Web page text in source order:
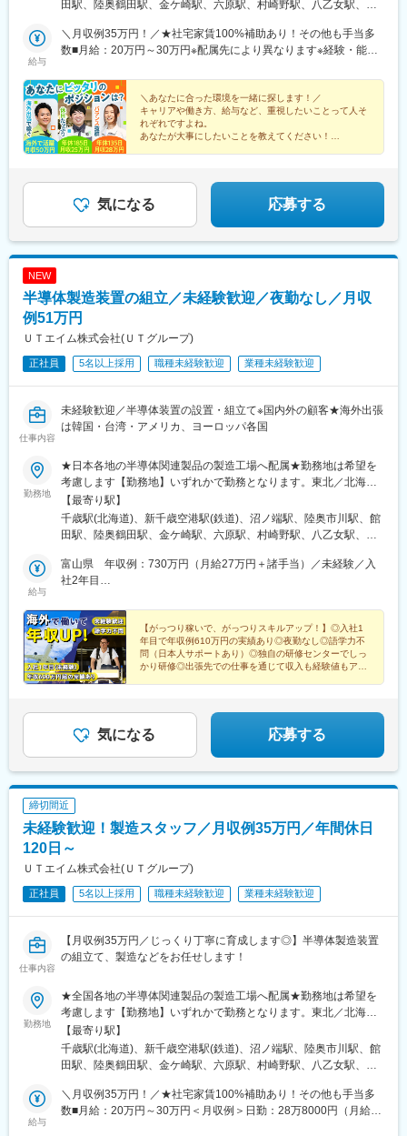
茶屋駅、湊川公園駅、山陽天満駅、旧居留地・大丸前駅、三木駅
(神戸電鉄線)、本竜野駅、仁川駅、学園都市駅、春日野道駅(阪神
学研奈良登美ケ丘駅、近江八幡駅、草津駅(滋賀県)、石山駅、近江
神宮前駅、南彦根駅、中松江駅、和歌山駅、紀ノ川駅、木太町
駅、新居浜駅、井口駅(広島県)、ししぶ駅、遠賀野駅、花畑駅、宇
美駅、行橋駅、赤間駅、西鉄柳川駅、筑前前原駅、蒲池駅(福岡
県)、飯塚駅、大保駅、笹原駅、瀬高駅、春日原駅、羽犬塚駅、上
栖駅、武雄温泉駅、宮崎駅、西都城駅、上塩屋駅、枕崎駅、国分
駅(鹿児島県)、香椎駅、今宿駅、次郎丸駅、茶山駅(福岡県)、赤嶺
駅、てだこ浦西駅、首里駅、中村公園駅、上飯田駅、浄心駅、覚
王山駅、高蔵寺駅、新静岡駅、柳川駅、日赤病院前駅、陸前高砂
駅、美栄橋駅、高崎駅、八王子駅、調布駅、西国分寺駅、狭山市
中駅、鳴海駅、苅安賀駅、大垣駅、二十軒駅、四日市駅、津駅、
前後駅、三河豊田駅、牛田駅(愛知県)、岐南駅、浜松駅、北参道
駅、南方駅(大阪府)、米野駅、西鉄福岡駅、虎ノ門ヒルズ駅、高輪
ゲートウェイ駅、赤羽橋駅、汐留駅、溜池山王駅、浜松町駅、西
日暮里駅、代官山駅、西早稲田駅、新宿御苑前駅、西太子堂駅、
桜田門駅、秋葉原駅、二重橋前駅、半蔵門駅、新日本橋駅、水道
駅、平和島駅、銀座駅、馬喰横山駅、宝町駅(東京都)、新中野駅、
大崎広小路駅、吉祥寺駅、池袋駅、赤羽岩淵駅、とうきょうスカ
者町駅、桜木町駅、鶴見駅、京急川崎駅、登戸駅、本八幡駅(都営
線)、市川駅、千葉駅、西船橋駅、本川越駅、野江内代駅、海老江
駅、西長堀駅、谷町九丁目駅、ＪＲ難波駅、新深江駅、千林駅、
松虫駅、住吉東駅、今川駅(大阪府)、天下茶屋駅、今福鶴見駅、安
立町駅、出戸駅、中崎町駅、谷町四丁目駅、大阪天満宮駅、本町
阪モノレール)、鳴滝駅、六地蔵駅(奈良線)、二条城前駅、観月橋
駅、南公園駅、摂津本山駅、湊川駅、神戸三宮駅(阪急・神戸高
駅、商工センター入口駅、聖マリア病院前駅、東中間駅、佐世保
中央駅、西鉄香椎駅、金山駅(福岡県)、中村日赤駅、本山駅(愛知
県)、西川緑道公園駅、鷹野橋駅、京王八王子駅、布田駅、南阿佐
ケ谷駅、上前津駅、三河知立駅、新浜松駅、南新宿駅、新大阪
駅、名鉄名古屋駅、天神駅、旭橋駅、六本木一丁目駅、泉岳寺
ー)、下落合駅、東新宿駅、虎ノ門駅、岩本町駅、京橋駅(東京
都)、京成関屋駅、御徒町駅、大森海岸駅、銀座一丁目駅、茅場町
駅、馬喰町駅、東池袋駅、曳舟駅、西横浜駅、横浜駅、日本大通
野田駅(阪神線)、四天王寺前夕陽ケ丘駅、大国町駅、森小路駅、昭
和町駅(大阪府)、針中野駅、花園町駅、細井川駅、梅田駅(地下
鉄)、天満橋駅、北浜駅(大阪府)、なんば駅(南海線)、四ツ橋駅、花
田口駅、撮影所前駅、六地蔵駅(京阪線)、桃山御陵前駅、市民広場
駅、三宮・花時計前駅、板宿駅、新井口駅、香椎宮前駅、城下駅
(岡山県)、広電本社前駅、第一通り駅
岡山県・広島県九州／福岡県・長崎県・熊本県・大分県・宮崎
県・鹿児島県【嬉しいポイント】◎社宅完備、社宅家賃100%補助
ン実績多数。赴任に伴う移動交通費も会社が負担！（規定あり）
【第三者機関からの高い評価】製造派遣ランキング（2023年オリ
コン顧客満足度調査／2023年1月4日）でUTグループが第2位を受
賞！評価項目別「登録・契約のしやすさ」「社内研修」「担当者
の対応」「福利厚生」の4項目で2年連続1位！※いずれの配属先
田駅、陸奥鶴田駅、金ケ崎駅、六原駅、村崎野駅、八乙女駅、青
鶴岡駅、乱川駅、米沢駅、堂島駅、南若松駅、新白河駅、瀬上
駅、勝田駅、ひたち野うしく駅、土浦駅、清原地区市民センター
駅、鷲宮駅、明戸駅、上尾駅、新座駅、狭山ケ丘駅、飯能駅、高
坂駅、東我孫子駅、下総橘駅、松尾駅(千葉県)、姉ケ崎駅、久住
駅、動物公園駅、初石駅、辰巳駅、越中島駅、一橋学園駅、国会
議事堂前駅、新富町駅(東京都)、狭間駅、北八王子駅、五反田駅、
天王洲アイル駅、中河原駅、三鷹駅、大塚駅(東京都)、田端駅、立
駅、香川駅、川崎駅、小島新田駅、鈴木町駅、相模原駅、南橋本
駅、竜王駅、富士岡駅、東静岡駅、豊岡駅(静岡県)、天竜川駅、大
駅、多賀大社前駅、水口駅、石山駅、高宮駅(滋賀県)、野洲駅、大
久保駅(京都府)、向日町駅、西京極駅、十条駅(京都市営)、長岡京
駅、千里丘駅、平林駅(大阪府)、桜島駅、本町駅、大阪港駅、池田
駅、笠岡駅、新広駅、矢賀駅、本郷駅(広島県)、八本松駅、西条駅
里木駅、肥後大津駅、一武駅、新玉名駅、川尻駅(熊本県)、上臼杵
駅、杵築駅、大神駅、中判田駅、鶴崎駅、東中津駅、今津駅(大分
門前仲町駅、溜池山王駅、宝町駅(東京都)、大崎広小路駅、大塚駅
前駅、市大医学部駅、京急川崎駅、小牧口駅、能町駅、京阪石山
駅、十条駅(京都府・近鉄線)、摂津市駅、ユニバーサルシティ駅、
阿波座駅、宮原駅、永田町駅、八丁堀駅(東京都)、高輪台駅、巣鴨
新田駅、産業振興センター駅、米島口駅、粟津駅(滋賀県)、上鳥羽
給与
＼月収例35万円！／★社宅家賃100%補助あり！その他も手当多
数■月給：20万円～30万円※配属先により異なります※経験・能力
当・休日手当等全額支給＜月収例＞北海道千歳市/月収例36万円/日
勤・土日祝休み/半導体エンジニア 岩手県北上市/月収例30万円/2
交替・4勤2休/半導体製造装置のメンテナンス 宮城県黒川郡/月収
例66万円/日勤/半導体製造装置のセットアップ 富山県富山市/月収
例31万円/日勤/半導体製造装置の組立・検査三重県四日市市/月収
円/4勤4休/半導体ウェハの移動・運搬【入社時の想定年収】年収例
500万円／28歳年収例400万円／24歳年収例300万円／22歳
＼あなたに合った環境を一緒に探します！／
キャリアや働き方、給与など、重視したいことって人そ
れぞれですよね。
あなたが大事にしたいことを教えてください！
気になる 応募する
NEW
半導体製造装置の組立／未経験歓迎／夜勤なし／月収
例51万円
ＵＴエイム株式会社(ＵＴグループ)
正社員 5名以上採用 職種未経験歓迎 業種未経験歓迎
仕事内容
未経験歓迎／半導体装置の設置・組立て※国内外の顧客★海外出張
は韓国・台湾・アメリカ、ヨーロッパ各国
勤務地
★日本各地の半導体関連製品の製造工場へ配属★勤務地は希望を
考慮します【勤務地】いずれかで勤務となります。東北／北海
道・青森県・岩手県・宮城県・山形県・福島県関東／栃木県・群
馬県・茨城県・埼玉県・千葉県・東京都・神奈川県甲信越・北陸
／山梨県・新潟県・富山県・石川県東海／岐阜県・静岡県・愛知
岡山県・広島県九州／福岡県・佐賀県・長崎県・熊本県・大分
県・宮崎県・鹿児島県【嬉しいポイント】◎社宅完備、社宅家賃
OK♪◎U・Iターン実績多数。赴任に伴う移動交通費も会社が負
担！（規定あり）※いずれの配属先も、受動喫煙対策あり
【最寄り駅】
千歳駅(北海道)、新千歳空港駅(鉄道)、沼ノ端駅、陸奥市川駅、館
田駅、陸奥鶴田駅、金ケ崎駅、六原駅、村崎野駅、八乙女駅、青
鶴岡駅、乱川駅、米沢駅、堂島駅、南若松駅、新白河駅、瀬上
駅、勝田駅、ひたち野うしく駅、土浦駅、清原地区市民センター
駅、鷲宮駅、明戸駅、上尾駅、新座駅、狭山ケ丘駅、飯能駅、高
坂駅、東我孫子駅、下総橘駅、松尾駅(千葉県)、姉ケ崎駅、久住
駅、動物公園駅、初石駅、辰巳駅、越中島駅、一橋学園駅、国会
議事堂前駅、新富町駅(東京都)、狭間駅、北八王子駅、五反田駅、
天王洲アイル駅、中河原駅、三鷹駅、大塚駅(東京都)、田端駅、立
駅、香川駅、川崎駅、小島新田駅、鈴木町駅、相模原駅、南橋本
駅、竜王駅、富士岡駅、東静岡駅、豊岡駅(静岡県)、天竜川駅、大
駅、入善駅、魚津駅、高岡やぶなみ駅、能町口駅、片原町駅(富山
県)、油田駅、越中八尾駅、南富山駅、牛ノ谷駅、日御子駅、大屋
駅、多賀大社前駅、水口駅、石山駅、高宮駅(滋賀県)、野洲駅、大
久保駅(京都府)、向日町駅、西京極駅、十条駅(京都市営)、長岡京
駅、千里丘駅、平林駅(大阪府)、桜島駅、本町駅、大阪港駅、池田
駅、笠岡駅、新広駅、矢賀駅、本郷駅(広島県)、八本松駅、西条駅
里木駅、肥後大津駅、一武駅、新玉名駅、川尻駅(熊本県)、上臼杵
駅、杵築駅、大神駅、中判田駅、鶴崎駅、東中津駅、今津駅(大分
門前仲町駅、溜池山王駅、宝町駅(東京都)、大崎広小路駅、大塚駅
前駅、市大医学部駅、京急川崎駅、小牧口駅、能町駅、京阪石山
駅、十条駅(京都府・近鉄線)、摂津市駅、ユニバーサルシティ駅、
阿波座駅、宮原駅、永田町駅、八丁堀駅(東京都)、高輪台駅、巣鴨
新田駅、産業振興センター駅、米島口駅、粟津駅(滋賀県)、上鳥羽
給与
富山県 年収例：730万円（月給27万円＋諸手当）／未経験／入
社2年目
社2年目
【がっつり稼いで、がっつりスキルアップ！】◎入社1
年目で年収例610万円の実績あり◎夜勤なし◎語学力不
問（日本人サポートあり）◎独自の研修センターでしっ
かり研修◎出張先での仕事を通じて収入も経験値もアッ
気になる 応募する
締切間近
未経験歓迎！製造スタッフ／月収例35万円／年間休日
120日～
ＵＴエイム株式会社(ＵＴグループ)
正社員 5名以上採用 職種未経験歓迎 業種未経験歓迎
仕事内容
【月収例35万円／じっくり丁寧に育成します◎】半導体製造装置
の組立て、製造などをお任せします！
勤務地
★全国各地の半導体関連製品の製造工場へ配属★勤務地は希望を
考慮します【勤務地】いずれかで勤務となります。東北／北海
道・青森県・岩手県・宮城県・山形県・福島県関東／栃木県・群
馬県・茨城県・埼玉県・千葉県・東京都・神奈川県甲信越・北陸
／山梨県・新潟県・富山県・石川県東海／岐阜県・静岡県・愛知
岡山県・広島県九州／福岡県・長崎県・熊本県・大分県・宮崎
県・鹿児島県【嬉しいポイント】◎社宅完備、社宅家賃100%補助
【最寄り駅】
千歳駅(北海道)、新千歳空港駅(鉄道)、沼ノ端駅、陸奥市川駅、館
田駅、陸奥鶴田駅、金ケ崎駅、六原駅、村崎野駅、八乙女駅、青
鶴岡駅、乱川駅、米沢駅、堂島駅、南若松駅、新白河駅、瀬上
駅、勝田駅、ひたち野うしく駅、土浦駅、清原地区市民センター
給与
＼月収例35万円！／★社宅家賃100%補助あり！その他も手当多
数■月給：20万円～30万円＜月収例＞日勤：28万8000円（月給23